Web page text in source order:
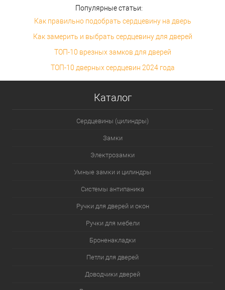
Популярные статьи:
Как правильно подобрать сердцевину на дверь
Как замерить и выбрать сердцевину для дверей
ТОП-10 врезных замков для дверей
ТОП-10 дверных сердцевин 2024 года
Каталог
Сердцевины (цилиндры)
Замки
Электрозамки
Умные замки и цилиндры
Системы антипаника
Ручки для дверей и окон
Ручки для мебели
Броненакладки
Петли для дверей
Доводчики дверей